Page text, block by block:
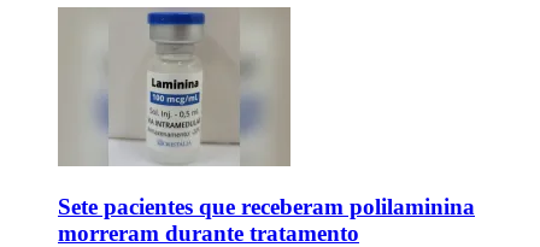
Sete pacientes que receberam polilaminina
morreram durante tratamento